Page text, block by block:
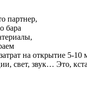
партнер,
бара
на открытие 5-
свет, звук… Это,